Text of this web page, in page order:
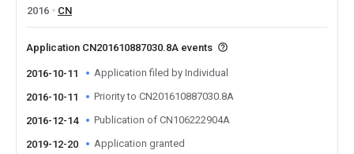
2016
CN
Application CN201610887030.8A events
2016-10-11 Application filed by Individual
2016-10-11 Priority to CN201610887030.8A
2016-12-14 Publication of CN106222904A
2019-12-20 Application granted